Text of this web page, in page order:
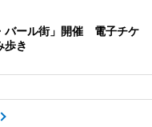
バール街」開催 電子チケ
歩き